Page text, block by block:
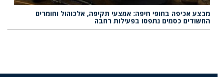
מבצע אכיפה בחופי חיפה: אמצעי תקיפה, אלכוהול וחומרים
החשודים כסמים נתפסו בפעילות רחבה